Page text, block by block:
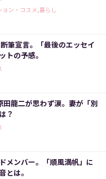
ョン・コスメ,暮らし
筆宣言。「最後のエッセイ
トの予感。
田龍二が思わず涙。妻が「別
？
メンバー。「順風満帆」に
とは。